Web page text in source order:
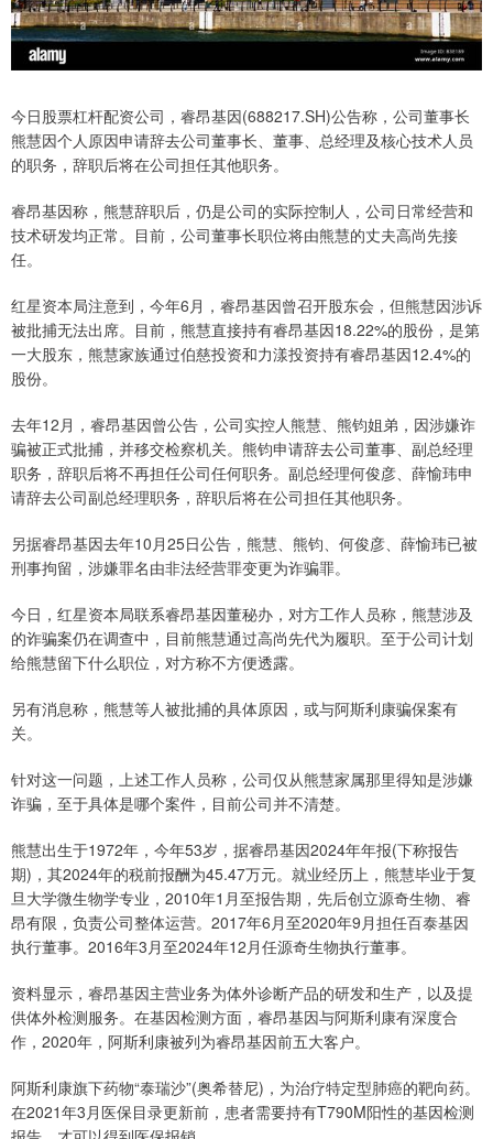
今日股票杠杆配资公司，睿昂基因(688217.SH)公告称，公司董事长
熊慧因个人原因申请辞去公司董事长、董事、总经理及核心技术人员
的职务，辞职后将在公司担任其他职务。
睿昂基因称，熊慧辞职后，仍是公司的实际控制人，公司日常经营和
技术研发均正常。目前，公司董事长职位将由熊慧的丈夫高尚先接
任。
红星资本局注意到，今年6月，睿昂基因曾召开股东会，但熊慧因涉诉
被批捕无法出席。目前，熊慧直接持有睿昂基因18.22%的股份，是第
一大股东，熊慧家族通过伯慈投资和力漾投资持有睿昂基因12.4%的
股份。
去年12月，睿昂基因曾公告，公司实控人熊慧、熊钧姐弟，因涉嫌诈
骗被正式批捕，并移交检察机关。熊钧申请辞去公司董事、副总经理
职务，辞职后将不再担任公司任何职务。副总经理何俊彦、薛愉玮申
请辞去公司副总经理职务，辞职后将在公司担任其他职务。
另据睿昂基因去年10月25日公告，熊慧、熊钧、何俊彦、薛愉玮已被
刑事拘留，涉嫌罪名由非法经营罪变更为诈骗罪。
今日，红星资本局联系睿昂基因董秘办，对方工作人员称，熊慧涉及
的诈骗案仍在调查中，目前熊慧通过高尚先代为履职。至于公司计划
给熊慧留下什么职位，对方称不方便透露。
另有消息称，熊慧等人被批捕的具体原因，或与阿斯利康骗保案有
关。
针对这一问题，上述工作人员称，公司仅从熊慧家属那里得知是涉嫌
诈骗，至于具体是哪个案件，目前公司并不清楚。
熊慧出生于1972年，今年53岁，据睿昂基因2024年年报(下称报告
期)，其2024年的税前报酬为45.47万元。就业经历上，熊慧毕业于复
旦大学微生物学专业，2010年1月至报告期，先后创立源奇生物、睿
昂有限，负责公司整体运营。2017年6月至2020年9月担任百泰基因
执行董事。2016年3月至2024年12月任源奇生物执行董事。
资料显示，睿昂基因主营业务为体外诊断产品的研发和生产，以及提
供体外检测服务。在基因检测方面，睿昂基因与阿斯利康有深度合
作，2020年，阿斯利康被列为睿昂基因前五大客户。
阿斯利康旗下药物“泰瑞沙”(奥希替尼)，为治疗特定型肺癌的靶向药。
在2021年3月医保目录更新前，患者需要持有T790M阳性的基因检测